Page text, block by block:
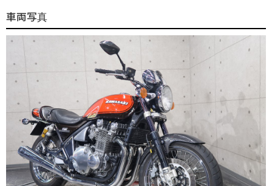
車両写真